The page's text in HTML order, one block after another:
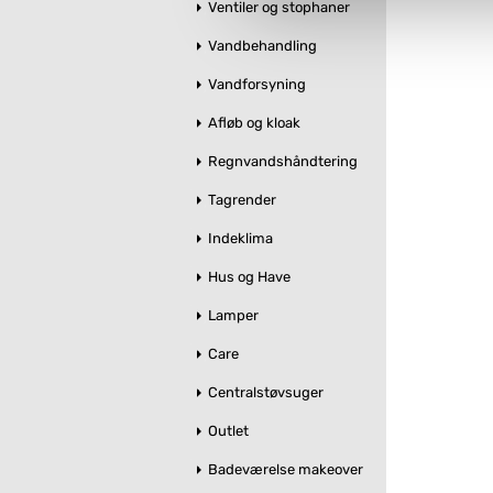
Ventiler og stophaner
Vandbehandling
Vandforsyning
Afløb og kloak
Regnvandshåndtering
Tagrender
Indeklima
Hus og Have
Lamper
Care
Centralstøvsuger
Outlet
Badeværelse makeover